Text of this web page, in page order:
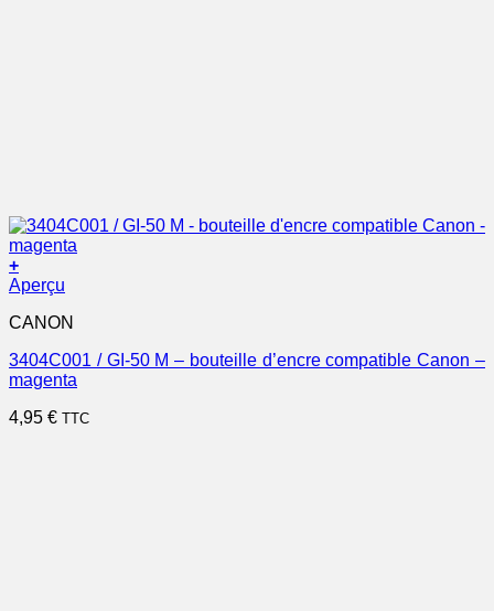
+
Aperçu
CANON
3404C001 / GI-50 M – bouteille d’encre compatible Canon –
magenta
4,95 € TTC